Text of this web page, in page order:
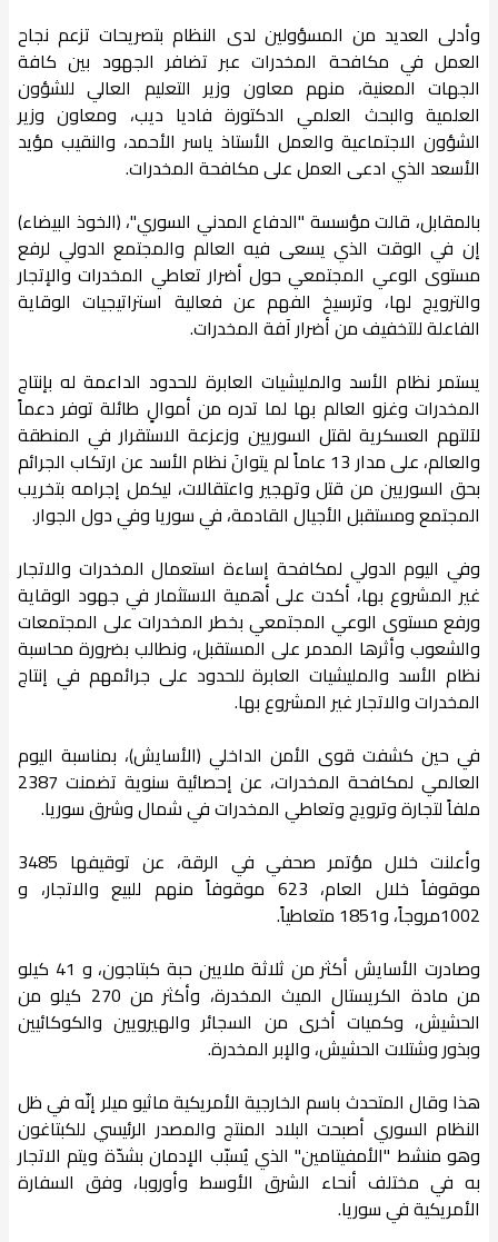
وأدلى العديد من المسؤولين لدى النظام بتصريحات تزعم نجاح
العمل في مكافحة المخدرات عبر تضافر الجهود بين كافة
الجهات المعنية، منهم معاون وزير التعليم العالي للشؤون
العلمية والبحث العلمي الدكتورة فاديا ديب، ومعاون وزير
الشؤون الاجتماعية والعمل الأستاذ ياسر الأحمد، والنقيب مؤيد
الأسعد الذي ادعى العمل على مكافحة المخدرات.
بالمقابل، قالت مؤسسة "الدفاع المدني السوري"، (الخوذ البيضاء)
إن في الوقت الذي يسعى فيه العالم والمجتمع الدولي لرفع
مستوى الوعي المجتمعي حول أضرار تعاطي المخدرات والإتجار
والترويج لها، وترسيخ الفهم عن فعالية استراتيجيات الوقاية
الفاعلة للتخفيف من أضرار آفة المخدرات.
يستمر نظام الأسد والمليشيات العابرة للحدود الداعمة له بإنتاج
المخدرات وغزو العالم بها لما تدره من أموالٍ طائلة توفر دعماً
لآلتهم العسكرية لقتل السوريين وزعزعة الاستقرار في المنطقة
والعالم، على مدار 13 عاماً لم يتوانَ نظام الأسد عن ارتكاب الجرائم
بحق السوريين من قتل وتهجير واعتقالات، ليكمل إجرامه بتخريب
المجتمع ومستقبل الأجيال القادمة، في سوريا وفي دول الجوار.
وفي اليوم الدولي لمكافحة إساءة استعمال المخدرات والاتجار
غير المشروع بها، أكدت على أهمية الاستثمار في جهود الوقاية
ورفع مستوى الوعي المجتمعي بخطر المخدرات على المجتمعات
والشعوب وأثرها المدمر على المستقبل، ونطالب بضرورة محاسبة
نظام الأسد والمليشيات العابرة للحدود على جرائمهم في إنتاج
المخدرات والاتجار غير المشروع بها.
في حين كشفت قوى الأمن الداخلي (الأسايش)، بمناسبة اليوم
العالمي لمكافحة المخدرات، عن إحصائية سنوية تضمنت 2387
ملفاً لتجارة وترويج وتعاطي المخدرات في شمال وشرق سوريا.
وأعلنت خلال مؤتمر صحفي في الرقة، عن توقيفها 3485
موقوفاً خلال العام، 623 موقوفاً منهم للبيع والاتجار، و
1002مروجاً، و1851 متعاطياً.
وصادرت الأسايش أكثر من ثلاثة ملايين حبة كبتاجون، و 41 كيلو
من مادة الكريستال الميث المخدرة، وأكثر من 270 كيلو من
الحشيش، وكميات أخرى من السجائر والهيرويين والكوكائيين
وبذور وشتلات الحشيش، والإبر المخدرة.
هذا وقال المتحدث باسم الخارجية الأمريكية ماثيو ميلر إنّه في ظل
النظام السوري أصبحت البلاد المنتج والمصدر الرئيسي للكبتاغون
وهو منشط "الأمفيتامين" الذي يُسبّب الإدمان بشدّة ويتم الاتجار
به في مختلف أنحاء الشرق الأوسط وأوروبا، وفق السفارة
الأمريكية في سوريا.